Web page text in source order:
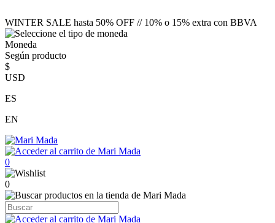
WINTER SALE hasta 50% OFF // 10% o 15% extra con BBVA
Moneda
Según producto
$
USD
ES
EN
0
0